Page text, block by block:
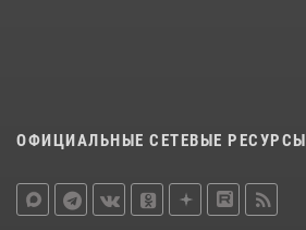
ОФИЦИАЛЬНЫЕ СЕТЕВЫЕ РЕСУРСЫ